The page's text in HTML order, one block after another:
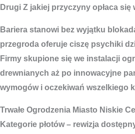
Drugi Z jakiej przyczyny opłaca
Bariera stanowi bez wyjątku
przegroda oferuje ciszę psychiki
Firmy skupione się we instalacji
drewnianych aż po innowacyjne
wymogów i oczekiwań wszelkiego
Trwałe Ogrodzenia Miasto Niskie
Kategorie płotów – rewizja